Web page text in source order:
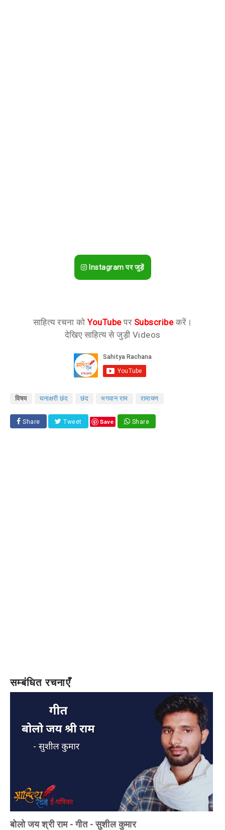
Instagram पर जुड़ें
साहित्य रचना कोYouTubeपर Subscribeकरें।
देखिए साहित्य से जुड़ी Videos
विषय घनाक्षरी छंद छंद भगवान राम रामायण
Share Tweet Save Share
सम्बंधित रचनाएँ
बोलो जय श्री राम - गीत - सुशील कुमार